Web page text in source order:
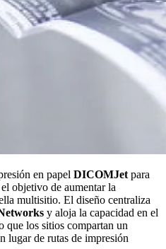
en papel DICOMJet para
objetivo de aumentar la
multisitio. El diseño centraliza
y aloja la capacidad en el
que los sitios compartan un
lugar de rutas de impresión